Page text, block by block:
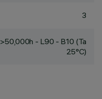
3
>50,000h - L90 - B10 (Ta
25°C)